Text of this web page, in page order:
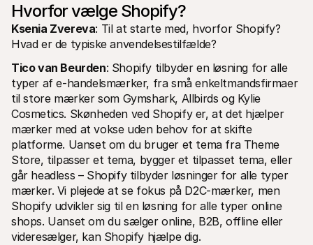
Hvorfor vælge Shopify?
Ksenia Zvereva: Til at starte med, hvorfor Shopify?
Hvad er de typiske anvendelsestilfælde?
Tico van Beurden: Shopify tilbyder en løsning for alle
typer af e-handelsmærker, fra små enkeltmandsfirmaer
til store mærker som Gymshark, Allbirds og Kylie
Cosmetics. Skønheden ved Shopify er, at det hjælper
mærker med at vokse uden behov for at skifte
platforme. Uanset om du bruger et tema fra Theme
Store, tilpasser et tema, bygger et tilpasset tema, eller
går headless – Shopify tilbyder løsninger for alle typer
mærker. Vi plejede at se fokus på D2C-mærker, men
Shopify udvikler sig til en løsning for alle typer online
shops. Uanset om du sælger online, B2B, offline eller
videresælger, kan Shopify hjælpe dig.